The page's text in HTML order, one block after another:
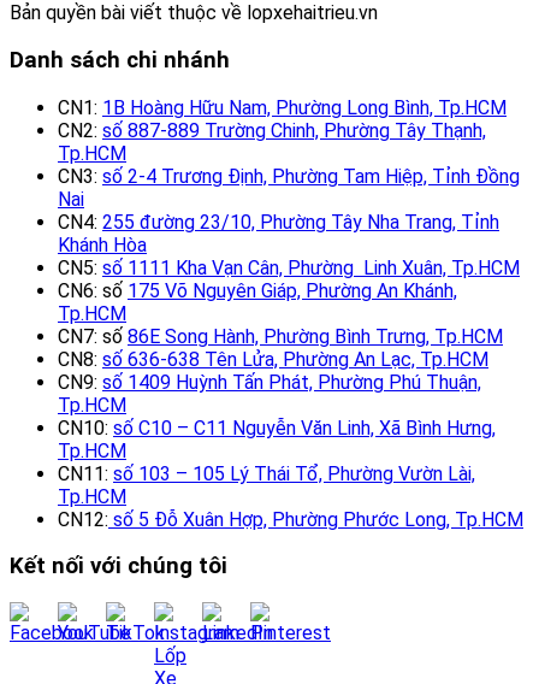
Bản quyền bài viết thuộc về lopxehaitrieu.vn
Danh sách chi nhánh
CN1: 1B Hoàng Hữu Nam, Phường Long Bình, Tp.HCM
CN2: số 887-889 Trường Chinh, Phường Tây Thạnh,
Tp.HCM
CN3: số 2-4 Trương Định, Phường Tam Hiệp, Tỉnh Đồng
Nai
CN4: 255 đường 23/10, Phường Tây Nha Trang, Tỉnh
Khánh Hòa
CN5: số 1111 Kha Vạn Cân, Phường Linh Xuân, Tp.HCM
CN6: số 175 Võ Nguyên Giáp, Phường An Khánh,
Tp.HCM
CN7: số 86E Song Hành, Phường Bình Trưng, Tp.HCM
CN8: số 636-638 Tên Lửa, Phường An Lạc, Tp.HCM
CN9: số 1409 Huỳnh Tấn Phát, Phường Phú Thuận,
Tp.HCM
CN10: số C10 – C11 Nguyễn Văn Linh, Xã Bình Hưng,
Tp.HCM
CN11: số 103 – 105 Lý Thái Tổ, Phường Vườn Lài,
Tp.HCM
CN12: số 5 Đỗ Xuân Hợp, Phường Phước Long, Tp.HCM
Kết nối với chúng tôi